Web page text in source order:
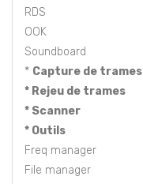
RDS
OOK
Soundboard
* Capture de trames
* Rejeu de trames
* Scanner
* Outils
Freq manager
File manager